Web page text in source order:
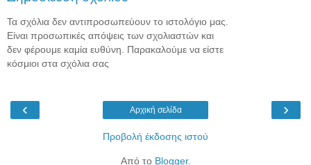
Τα σχόλια δεν αντιπροσωπεύουν το ιστολόγιο μας.
Είναι προσωπικές απόψεις των σχολιαστών και
δεν φέρουμε καμία ευθύνη. Παρακαλούμε να είστε
κόσμιοι στα σχόλια σας
‹ ›
Αρχική σελίδα
Προβολή έκδοσης ιστού
Από το Blogger.